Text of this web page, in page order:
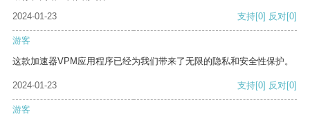
2024-01-23
支持[0] 反对[0]
游客
这款加速器VPM应用程序已经为我们带来了无限的隐私和安全性保护。
2024-01-23 支持[0] 反对[0]
游客